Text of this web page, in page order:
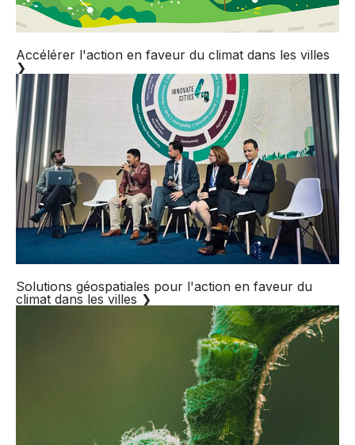
Accélérer l'action en faveur du climat dans les villes
❯
Solutions géospatiales pour l'action en faveur du
climat dans les villes ❯